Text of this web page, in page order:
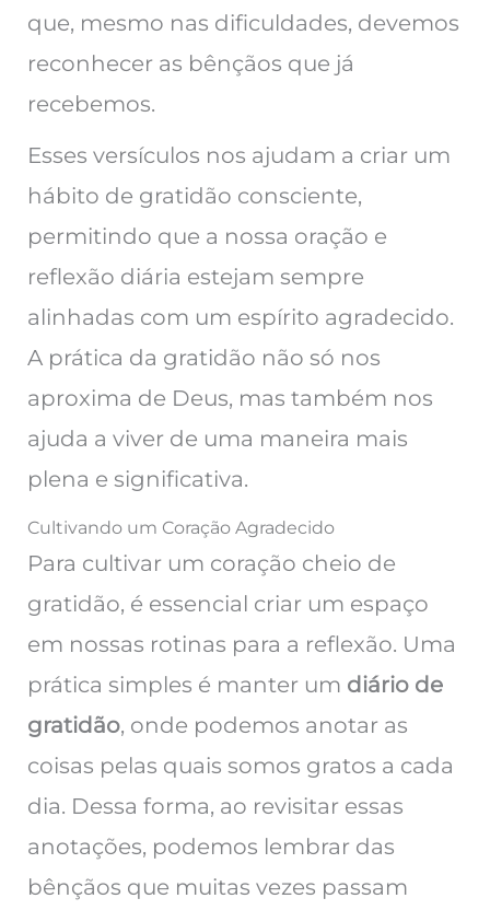
que, mesmo nas dificuldades, devemos
reconhecer as bênçãos que já
recebemos.
Esses versículos nos ajudam a criar um
hábito de gratidão consciente,
permitindo que a nossa oração e
reflexão diária estejam sempre
alinhadas com um espírito agradecido.
A prática da gratidão não só nos
aproxima de Deus, mas também nos
ajuda a viver de uma maneira mais
plena e significativa.
Cultivando um Coração Agradecido
Para cultivar um coração cheio de
gratidão, é essencial criar um espaço
em nossas rotinas para a reflexão. Uma
prática simples é manter um diário de
gratidão, onde podemos anotar as
coisas pelas quais somos gratos a cada
dia. Dessa forma, ao revisitar essas
anotações, podemos lembrar das
bênçãos que muitas vezes passam